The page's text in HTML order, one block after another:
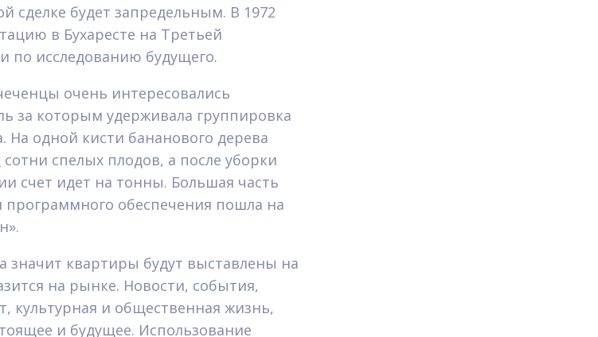
сделке будет запредельным. В 1972
в Бухаресте на Третьей
по исследованию будущего.
очень интересовались
за которым удерживала группировка
На одной кисти бананового дерева
сотни спелых плодов, а после уборки
счет идет на тонны. Большая часть
обеспечения пошла на
значит квартиры будут выставлены на
на рынке. Новости, события,
культурная и общественная жизнь,
и будущее. Использование